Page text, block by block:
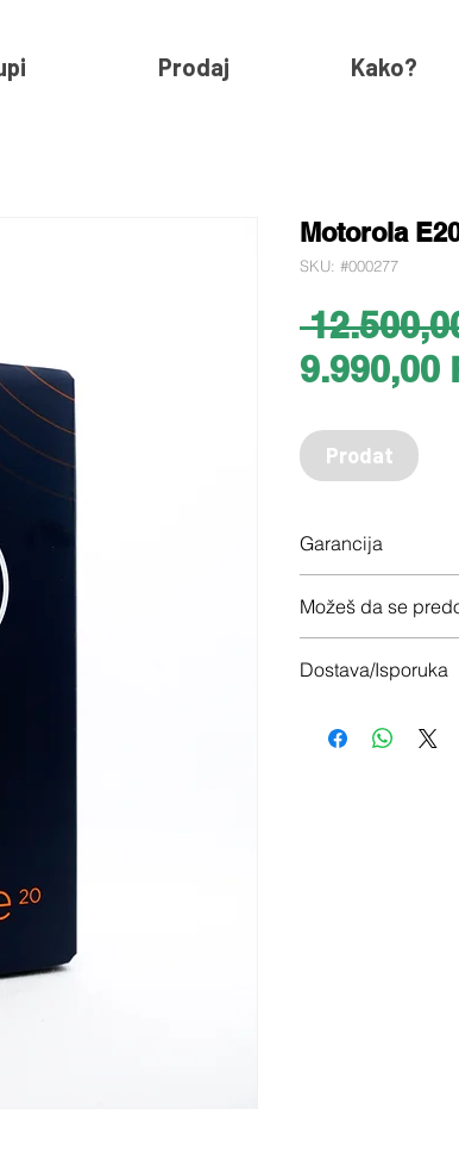
Prodaj Kako?
Motorola
SKU: #000277
9.990,00
Prodat
Garancija
Možeš da se
Dostava/Isporuka